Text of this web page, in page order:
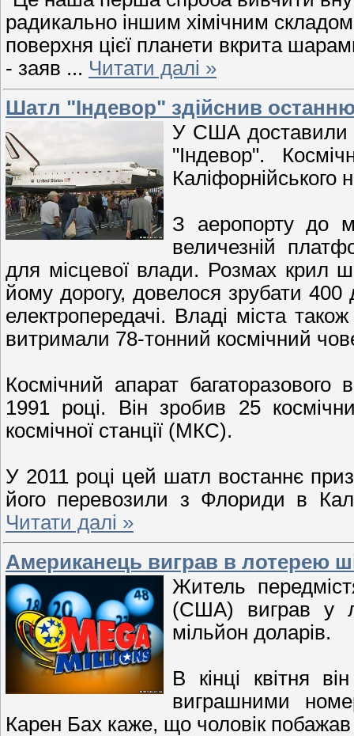
радикально іншим хімічним
поверхня цієї планети вкрита
- заяв ... Читати далі »
Шатл "Індевор" здійснив
У США доставили
"Індевор".
Каліфорнійського
З аеропорту до
величезній
для місцевої влади. Розмах крил
йому дорогу, довелося зрубати 400
електропередачі. Владі міста
витримали 78-тонний космічний
Космічний апарат
1991 році. Він зробив 25
космічної станції (МКС).
У 2011 році цей шатл востаннє
його перевозили з Флориди в
Читати далі »
Американець виграв в лотерею
Житель
(США) виграв у
мільйон доларів.
В кінці квітня
виграшними
Карен Бах каже, що чоловік